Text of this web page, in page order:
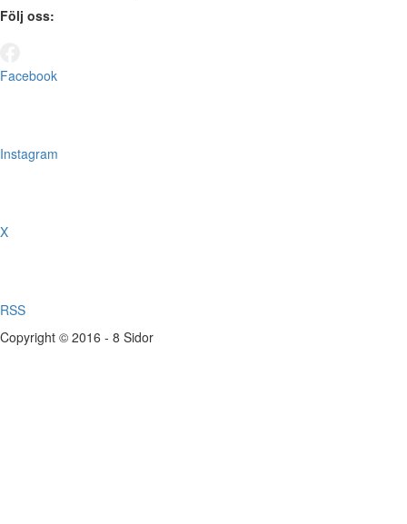
Följ oss:
Facebook
Instagram
X
RSS
Copyright © 2016 - 8 Sidor